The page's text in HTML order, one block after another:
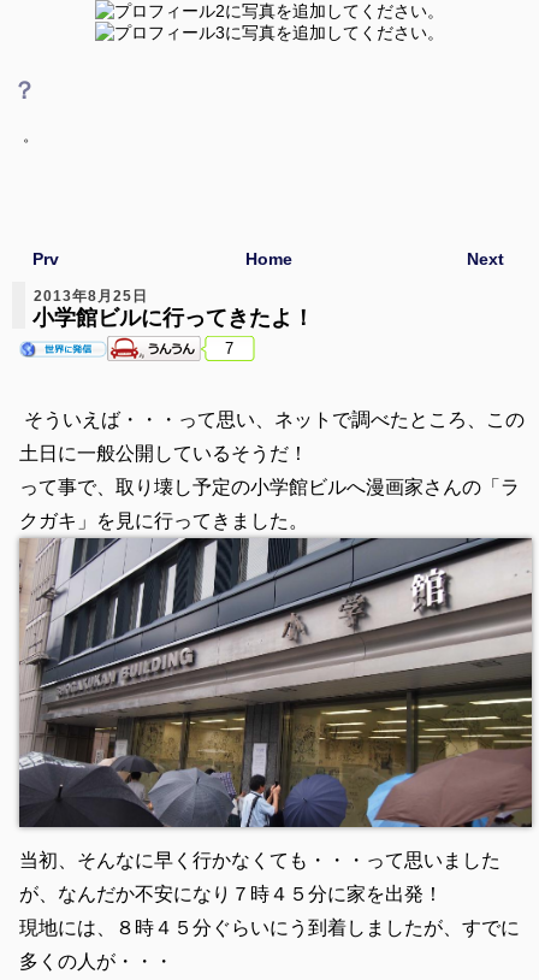
？
。
Next
Prv Home
2013年8月25日
小学館ビルに行ってきたよ！
7
そういえば・・・って思い、ネットで調べたところ、この
土日に一般公開しているそうだ！
って事で、取り壊し予定の小学館ビルへ漫画家さんの「ラ
クガキ」を見に行ってきました。
当初、そんなに早く行かなくても・・・って思いました
が、なんだか不安になり７時４５分に家を出発！
現地には、８時４５分ぐらいにう到着しましたが、すでに
多くの人が・・・